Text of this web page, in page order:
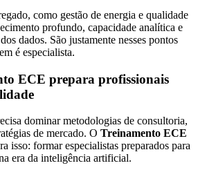
como gestão de energia e qualidade
profundo, capacidade analítica e
dados. São justamente nesses pontos
é especialista.
ECE prepara profissionais
dominar metodologias de consultoria,
de mercado. O Treinamento ECE
isso: formar especialistas preparados para
era da inteligência artificial.